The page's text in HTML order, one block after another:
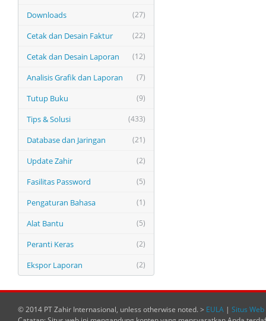
(27)
Downloads
(22)
Cetak dan Desain Faktur
(12)
Cetak dan Desain Laporan
(7)
Analisis Grafik dan Laporan
(9)
Tutup Buku
(433)
Tips & Solusi
(21)
Database dan Jaringan
(2)
Update Zahir
(5)
Fasilitas Password
(1)
Pengaturan Bahasa
(5)
Alat Bantu
(2)
Peranti Keras
(2)
Ekspor Laporan
© 2014 PT Zahir Internasional, unless otherwise noted. > EULA | Situs